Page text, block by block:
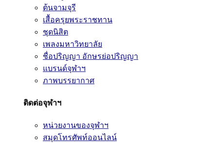
ต้นจามจุรี
เสื้อครุยพระราชทาน
ชุดนิสิต
เพลงมหาวิทยาลัย
ชื่อปริญญา อักษรย่อปริญญา
แบรนด์จุฬาฯ
ภาพบรรยากาศ
ติดต่อจุฬาฯ
หน่วยงานของจุฬาฯ
สมุดโทรศัพท์ออนไลน์